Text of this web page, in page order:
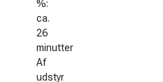
%:
ca.
26
minutter
Af
udstyr